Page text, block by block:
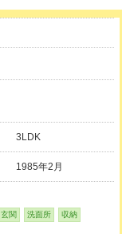
3LDK
1985年2月
玄関 洗面所 収納